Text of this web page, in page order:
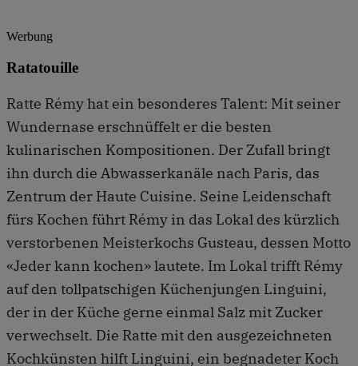
Werbung
Ratatouille
Ratte Rémy hat ein besonderes Talent: Mit seiner
Wundernase erschnüffelt er die besten
kulinarischen Kompositionen. Der Zufall bringt
ihn durch die Abwasserkanäle nach Paris, das
Zentrum der Haute Cuisine. Seine Leidenschaft
fürs Kochen führt Rémy in das Lokal des kürzlich
verstorbenen Meisterkochs Gusteau, dessen Motto
«Jeder kann kochen» lautete. Im Lokal trifft Rémy
auf den tollpatschigen Küchenjungen Linguini,
der in der Küche gerne einmal Salz mit Zucker
verwechselt. Die Ratte mit den ausgezeichneten
Kochkünsten hilft Linguini, ein begnadeter Koch